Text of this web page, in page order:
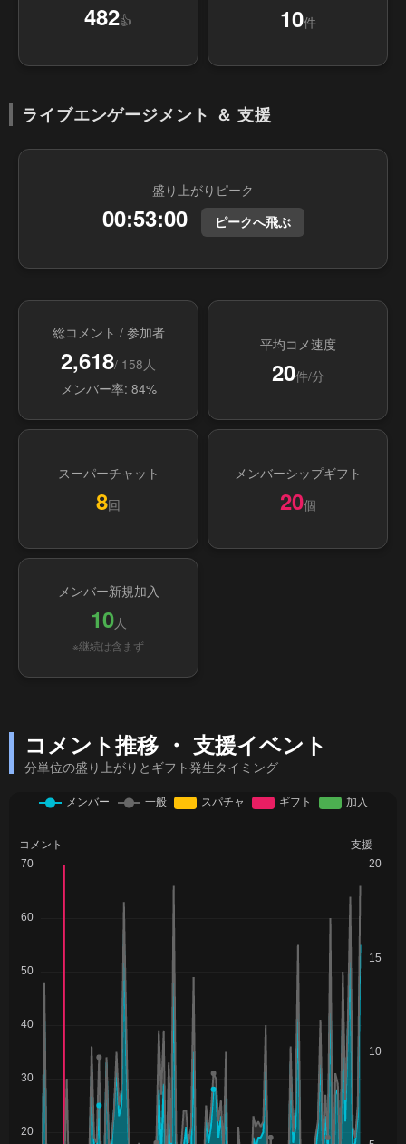
482👍 10件
ライブエンゲージメント ＆ 支援
盛り上がりピーク
00:53:00 ピークへ飛ぶ
総コメント / 参加者
2,618/ 158人
メンバー率: 84%
平均コメ速度
20件/分
スーパーチャット
8回
メンバーシップギフト
20個
メンバー新規加入
10人
※継続は含まず
コメント推移 ・ 支援イベント
分単位の盛り上がりとギフト発生タイミング